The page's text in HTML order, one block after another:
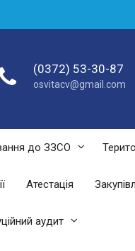
(0372) 53-30-87
osvitacv@gmail.com
до ЗЗСО
Атестація
аудит